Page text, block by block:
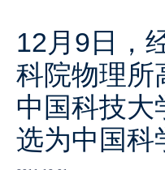
12月9日，
科院物理所
中国科技大
选为中国科